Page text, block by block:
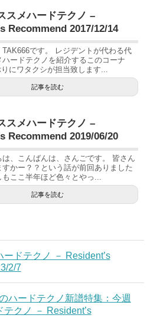
スメハードテクノ –
Recommend 2017/12/14
TAK666です。 レジデントが代わる代
ハードテクノを紹介するこのコーナ
にワタクシが担当致します...
記事を読む
スメハードテクノ –
Recommend 2019/06/20
は、こんばんは、さんごです。 皆さん
かー？？という話が前回ありました
ここ半年ほど色々とやっ...
記事を読む
ドテクノ － Resident’s
2/7
ハードテクノ新譜特集：今週
クノ － Resident’s